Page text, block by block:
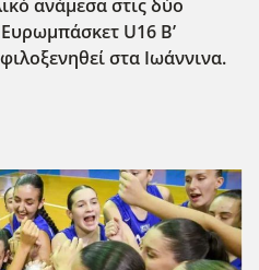
ανάμεσα στις δύο
U16 B’
στα Ιωάννινα.